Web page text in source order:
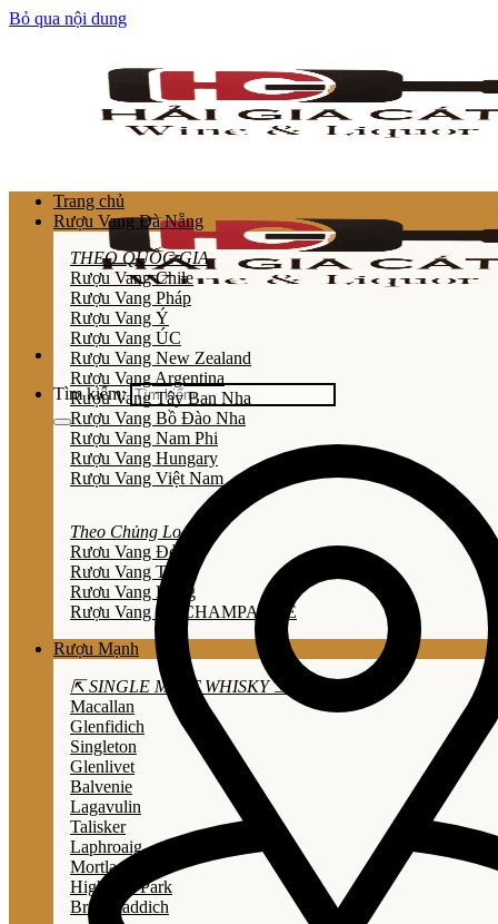
Bỏ qua nội dung
Tìm kiếm:
Trang chủ
Rượu Vang Đà Nẵng
THEO QUỐC GIA
Rượu Vang Chile
Rượu Vang Pháp
Rượu Vang Ý
Rượu Vang ÚC
Rượu Vang New Zealand
Rượu Vang Argentina
Rượu Vang Tây Ban Nha
Rượu Vang Bồ Đào Nha
Rượu Vang Nam Phi
Rượu Vang Hungary
Rượu Vang Việt Nam
Theo Chủng Loại
Rươu Vang Đỏ
Rươu Vang Trắng
Rươu Vang Hồng
Rượu Vang Nổ/CHAMPAGNE
Rượu Mạnh
⇱ SINGLE MALT WHISKY ⇲
Macallan
Glenfidich
Singleton
Glenlivet
Balvenie
Lagavulin
Talisker
Laphroaig
Mortlach
Highland Park
Bruichladdich